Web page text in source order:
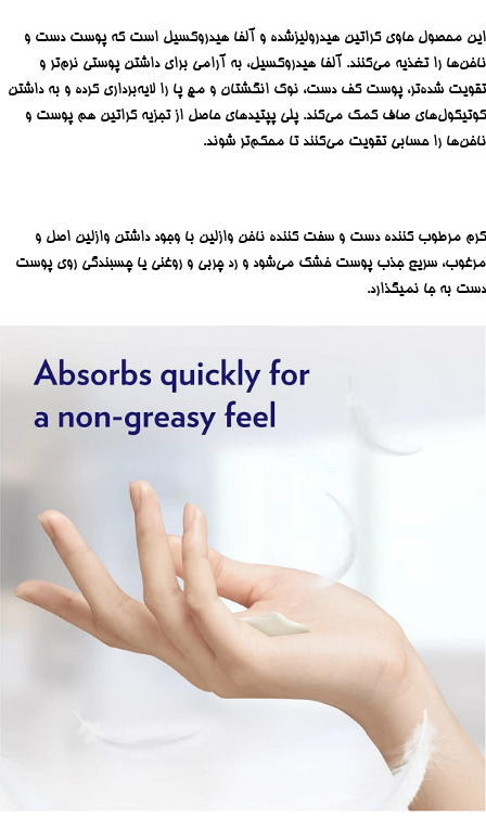
این محصول حاوی کراتین هیدرولیزشده و آلفا هیدروکسیل است که پوست دست و
ناخن‌ها را تغذیه می‌کنند. آلفا هیدروکسیل، به آرامی برای داشتن پوستی نرم‌تر و
تقویت شده‌تر، پوست کف دست، نوک انگشتان و مچ پا را لایه‌برداری کرده و به داشتن
کوتیکول‌های صاف کمک می‌کند. پلی پپتیدهای حاصل از تجزیه کراتین هم پوست و
ناخن‌ها را حسابی تقویت می‌کنند تا محکم‌تر شوند.
کرم مرطوب کننده دست و سفت کننده ناخن وازلین با وجود داشتن وازلین اصل و
مرغوب، سریع جذب پوست خشک می‌شود و رد چربی و روغنی یا چسبندگی روی پوست
دست به جا نمیگذارد.